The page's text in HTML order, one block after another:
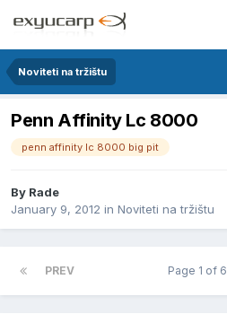
Noviteti na tržištu
Penn Affinity Lc 8000
penn affinity lc 8000 big pit
By Rade
January 9, 2012 in Noviteti na tržištu
PREV Page 1 of 6